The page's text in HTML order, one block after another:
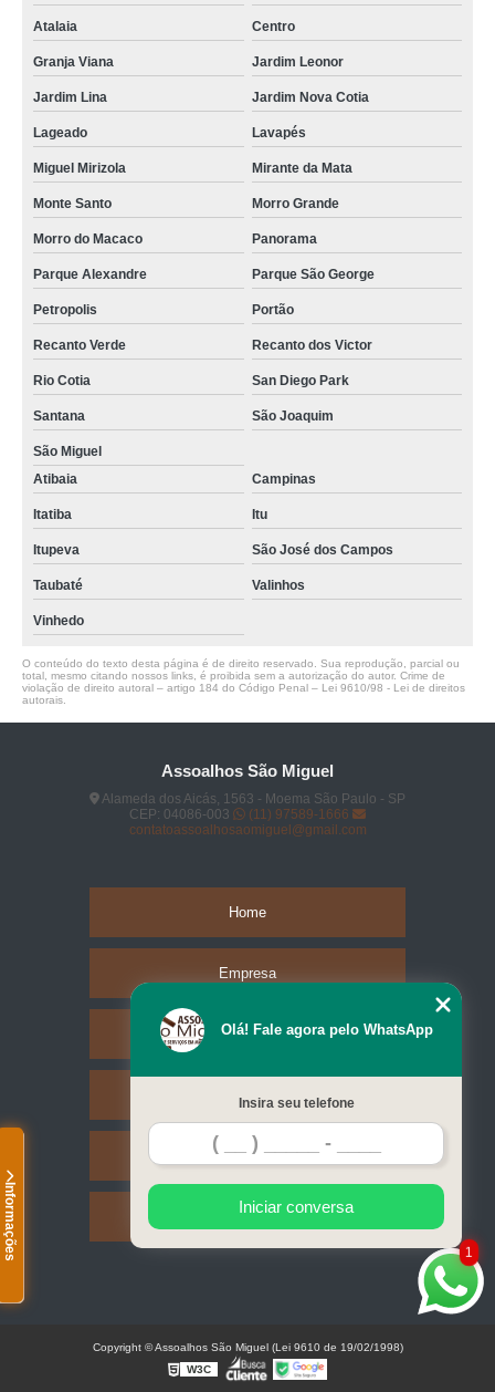
Informações
Atalaia Centro
Granja Viana Jardim Leonor
Jardim Lina Jardim Nova Cotia
Lageado Lavapés
Miguel Mirizola Mirante da Mata
Monte Santo Morro Grande
Morro do Macaco Panorama
Parque Alexandre Parque São George
Petropolis Portão
Recanto Verde Recanto dos Victor
Rio Cotia San Diego Park
Santana São Joaquim
São Miguel
Atibaia
Campinas
Itatiba Itu
Itupeva São José dos Campos
Taubaté Valinhos
Vinhedo
O conteúdo do texto desta página é de direito reservado. Sua reprodução, parcial ou
total, mesmo citando nossos links, é proibida sem a autorização do autor. Crime de
violação de direito autoral – artigo 184 do Código Penal – Lei 9610/98 - Lei de direitos
autorais
Assoalhos São Miguel
Alameda dos Aicás, 1563 - Moema São Paulo - SP
CEP: 04086-003
(11) 97589-1666
contatoassoalhosaomiguel@gmail.com
Home
Empresa
Missão
Serviços
Contato
Mapa do site
1
Olá! Fale agora pelo WhatsApp
Insira seu telefone
Iniciar conversa
Copyright © Assoalhos São Miguel (Lei 9610 de 19/02/1998)
W3C